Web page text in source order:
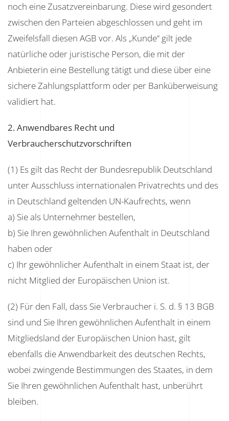
noch eine Zusatzvereinbarung. Diese wird gesondert
zwischen den Parteien abgeschlossen und geht im
Zweifelsfall diesen AGB vor. Als „Kunde“ gilt jede
natürliche oder juristische Person, die mit der
Anbieterin eine Bestellung tätigt und diese über eine
sichere Zahlungsplattform oder per Banküberweisung
validiert hat.
2. Anwendbares Recht und
Verbraucherschutzvorschriften
(1) Es gilt das Recht der Bundesrepublik Deutschland
unter Ausschluss internationalen Privatrechts und des
in Deutschland geltenden UN-Kaufrechts, wenn
a) Sie als Unternehmer bestellen,
b) Sie Ihren gewöhnlichen Aufenthalt in Deutschland
haben oder
c) Ihr gewöhnlicher Aufenthalt in einem Staat ist, der
nicht Mitglied der Europäischen Union ist.
(2) Für den Fall, dass Sie Verbraucher i. S. d. § 13 BGB
sind und Sie Ihren gewöhnlichen Aufenthalt in einem
Mitgliedsland der Europäischen Union hast, gilt
ebenfalls die Anwendbarkeit des deutschen Rechts,
wobei zwingende Bestimmungen des Staates, in dem
Sie Ihren gewöhnlichen Aufenthalt hast, unberührt
bleiben.